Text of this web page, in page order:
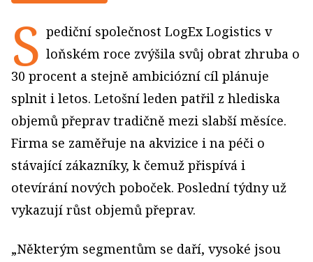
S pediční společnost LogEx Logistics v
loňském roce zvýšila svůj obrat zhruba o
30 procent a stejně ambiciózní cíl plánuje
splnit i letos. Letošní leden patřil z hlediska
objemů přeprav tradičně mezi slabší měsíce.
Firma se zaměřuje na akvizice i na péči o
stávající zákazníky, k čemuž přispívá i
otevírání nových poboček. Poslední týdny už
vykazují růst objemů přeprav.
„Některým segmentům se daří, vysoké jsou